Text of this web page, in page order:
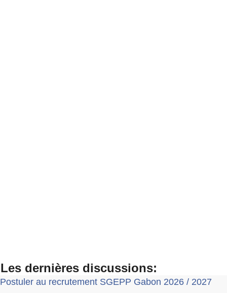
Les dernières discussions:
Postuler au recrutement SGEPP Gabon 2026 / 2027